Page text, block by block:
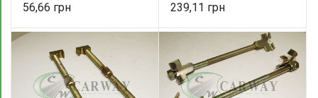
56,66 239,11